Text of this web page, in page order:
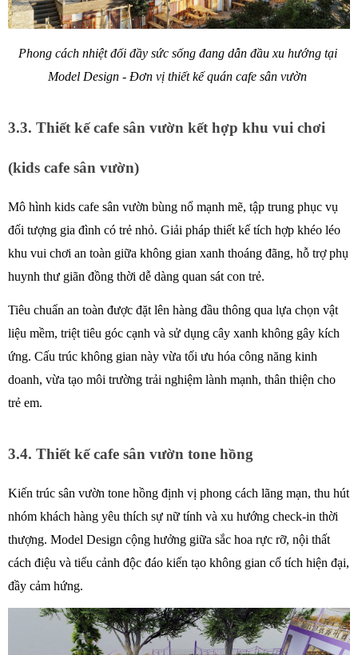
Phong cách nhiệt đối đầy sức sống đang dẫn đầu xu hướng tại
Model Design - Đơn vị thiết kế quán cafe sân vườn
3.3. Thiết kế cafe sân vườn kết hợp khu vui chơi
(kids cafe sân vườn)
Mô hình kids cafe sân vườn bùng nổ mạnh mẽ, tập trung phục vụ
đối tượng gia đình có trẻ nhỏ. Giải pháp thiết kế tích hợp khéo léo
khu vui chơi an toàn giữa không gian xanh thoáng đãng, hỗ trợ phụ
huynh thư giãn đồng thời dễ dàng quan sát con trẻ.
Tiêu chuẩn an toàn được đặt lên hàng đầu thông qua lựa chọn vật
liệu mềm, triệt tiêu góc cạnh và sử dụng cây xanh không gây kích
ứng. Cấu trúc không gian này vừa tối ưu hóa công năng kinh
doanh, vừa tạo môi trường trải nghiệm lành mạnh, thân thiện cho
trẻ em.
3.4. Thiết kế cafe sân vườn tone hồng
Kiến trúc sân vườn tone hồng định vị phong cách lãng mạn, thu hút
nhóm khách hàng yêu thích sự nữ tính và xu hướng check-in thời
thượng. Model Design cộng hưởng giữa sắc hoa rực rỡ, nội thất
cách điệu và tiểu cảnh độc đáo kiến tạo không gian cổ tích hiện đại,
đầy cảm hứng.